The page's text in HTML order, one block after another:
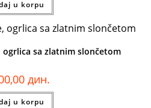
u korpu
ogrlica sa zlatnim slončetom
дин.
u korpu